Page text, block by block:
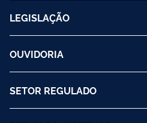
LEGISLAÇÃO
OUVIDORIA
SETOR REGULADO